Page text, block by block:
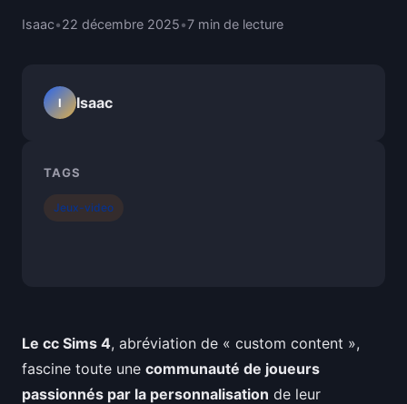
Isaac•22 décembre 2025•7 min de lecture
Le cc Sims 4, abréviation de « custom content »,
fascine toute une communauté de joueurs
passionnés par la personnalisation de leur
I Isaac
TAGS
Jeux-video